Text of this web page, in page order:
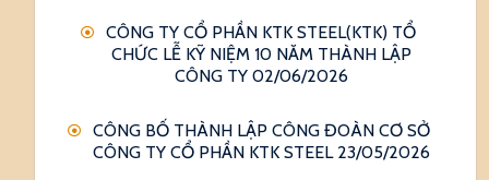
CÔNG TY CỔ PHẦN KTK STEEL(KTK) TỔ
CHỨC LỄ KỸ NIỆM 10 NĂM THÀNH LẬP
CÔNG TY 02/06/2026
CÔNG BỐ THÀNH LẬP CÔNG ĐOÀN CƠ SỞ
CÔNG TY CỔ PHẦN KTK STEEL 23/05/2026